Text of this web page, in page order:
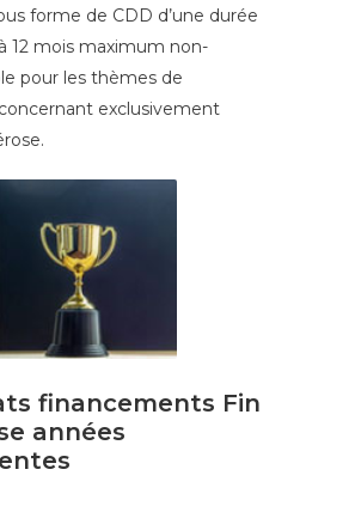
forme de CDD d’une durée
12 mois maximum non-
pour les thèmes de
exclusivement
financements Fin
années